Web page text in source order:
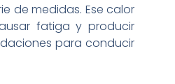
de medidas. Ese calor
fatiga y producir
para conducir